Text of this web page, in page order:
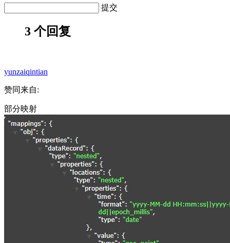
提交
3 个回复
yunzaiqintian
赞同来自:
部分映射